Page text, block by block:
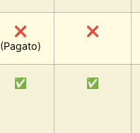
❌
(Pagato)
❌
✅ ✅